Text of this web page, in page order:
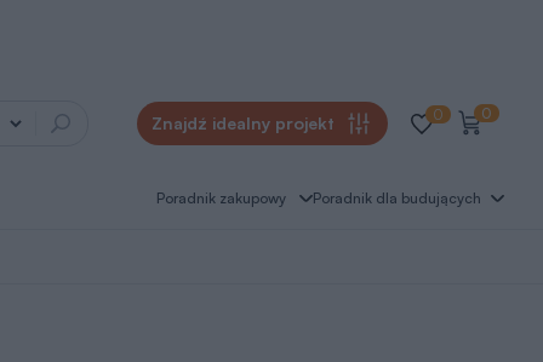
Znajdź idealny projekt 0 0
Poradnik zakupowy Poradnik dla budujących